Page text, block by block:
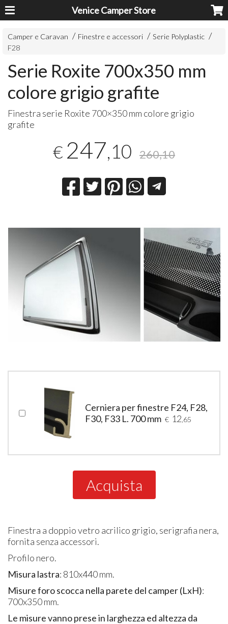
Venice Camper Store
Camper e Caravan Finestre e accessori
Serie Polyplastic
F28
Serie Roxite 700x350 mm
colore grigio grafite
Finestra serie Roxite 700×350 mm colore grigio
grafite
€ 247,10 260,10
Cerniera per finestre F24, F28,
F30, F33 L. 700 mm € 12 ,65
Acquista
Finestra a doppio vetro acrilico grigio, serigrafia nera,
fornita senza accessori.
Profilo nero.
Misura lastra: 810x440 mm.
Misure foro scocca nella parete del camper (LxH):
700x350 mm.
Le misure vanno prese in larghezza ed altezza da